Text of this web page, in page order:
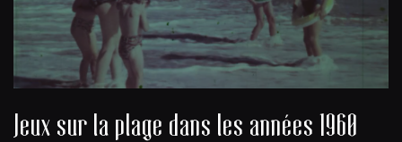
Jeux sur la plage dans les années 1960